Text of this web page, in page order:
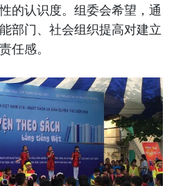
的认识度。组委会希望，通
部门、社会组织提高对建立
任感。